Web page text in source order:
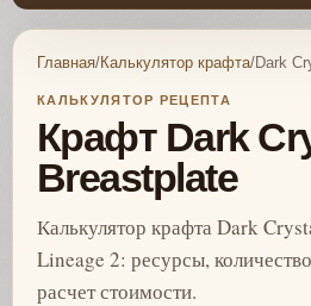
Главная/Калькулятор крафта/Dark
КАЛЬКУЛЯТОР РЕЦЕПТА
Крафт Dark
Breastplate
Калькулятор крафта Dark
Lineage 2: ресурсы,
расчет стоимости.